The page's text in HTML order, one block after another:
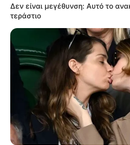
Δεν είναι μεγέθυνση: Αυτό το
τεράστιο